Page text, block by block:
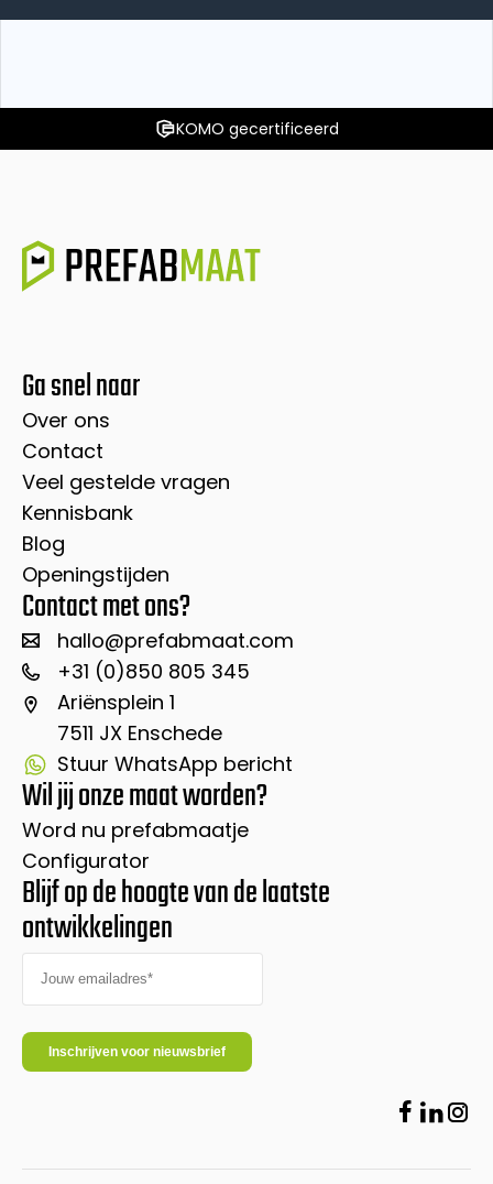
KOMO gecertificeerd
Ga snel naar
Over ons
Contact
Veel gestelde vragen
Kennisbank
Blog
Openingstijden
Contact met ons?
hallo@prefabmaat.com
+31 (0)850 805 345
Ariënsplein 1
7511 JX Enschede
Stuur WhatsApp bericht
Wil jij onze maat worden?
Word nu prefabmaatje
Configurator
Blijf op de hoogte van de laatste
ontwikkelingen